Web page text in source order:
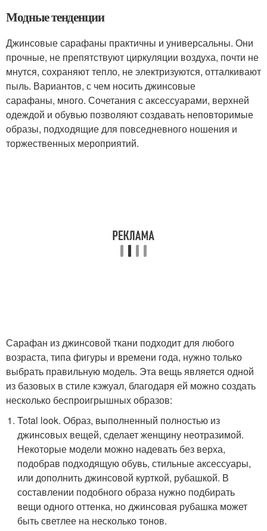
Модные тенденции
Джинсовые сарафаны практичны и универсальны. Они
прочные, не препятствуют циркуляции воздуха, почти не
мнутся, сохраняют тепло, не электризуются, отталкивают
пыль. Вариантов, с чем носить джинсовые
сарафаны, много. Сочетания с аксессуарами, верхней
одеждой и обувью позволяют создавать неповторимые
образы, подходящие для повседневного ношения и
торжественных мероприятий.
Сарафан из джинсовой ткани подходит для любого
возраста, типа фигуры и времени года, нужно только
выбрать правильную модель. Эта вещь является одной
из базовых в стиле кэжуал, благодаря ей можно создать
несколько беспроигрышных образов:
Total look. Образ, выполненный полностью из
джинсовых вещей, сделает женщину неотразимой.
Некоторые модели можно надевать без верха,
подобрав подходящую обувь, стильные аксессуары,
или дополнить джинсовой курткой, рубашкой. В
составлении подобного образа нужно подбирать
вещи одного оттенка, но джинсовая рубашка может
быть светлее на несколько тонов.